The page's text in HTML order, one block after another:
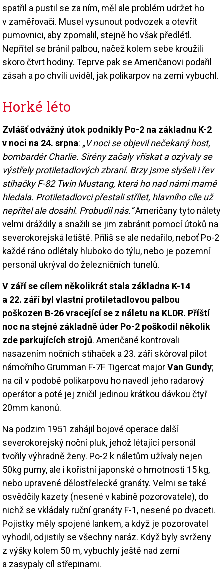
spatřil a pustil se za ním, měl ale problém udržet ho
v zaměřovači. Musel vysunout podvozek a otevřít
pumovnici, aby zpomalil, stejně ho však předlétl.
Nepřítel se bránil palbou, načež kolem sebe kroužili
skoro čtvrt hodiny. Teprve pak se Američanovi podařil
zásah a po chvíli uviděl, jak polikarpov na zemi vybuchl.
Horké léto
Zvlášť odvážný útok podnikly Po-2 na základnu K-2
v noci na 24. srpna: „V noci se objevil nečekaný host,
bombardér Charlie. Sirény začaly vřískat a ozývaly se
výstřely protiletadlových zbraní. Brzy jsme slyšeli i řev
stíhačky F-82 Twin Mustang, která ho nad námi marně
hledala. Protiletadlovci přestali střílet, hlavního cíle už
nepřítel ale dosáhl. Probudil nás.“Američany tyto nálety
velmi dráždily a snažili se jim zabránit pomocí útoků na
severokorejská letiště. Příliš se ale nedařilo, neboť Po-2
každé ráno odlétaly hluboko do týlu, nebo je pozemní
personál ukrýval do železničních tunelů.
V září se cílem několikrát stala základna K-14
a 22. září byl vlastní protiletadlovou palbou
poškozen B-26 vracející se z náletu na KLDR. Příští
noc na stejné základně úder Po-2 poškodil několik
zde parkujících strojů. Američané kontrovali
nasazením nočních stíhaček a 23. září skóroval pilot
námořního Grumman F-7F Tigercat majorVan Gundy;
na cíl v podobě polikarpovu ho navedl jeho radarový
operátor a poté jej zničil jedinou krátkou dávkou čtyř
20mm kanonů.
Na podzim 1951 zahájil bojové operace další
severokorejský noční pluk, jehož létající personál
tvořily výhradně ženy. Po-2 k náletům užívaly nejen
50kg pumy, ale i kořistní japonské o hmotnosti 15 kg,
nebo upravené dělostřelecké granáty. Velmi se také
osvědčily kazety (nesené v kabině pozorovatele), do
nichž se vkládaly ruční granáty F-1, nesené po dvaceti.
Pojistky měly spojené lankem, a když je pozorovatel
vyhodil, odjistily se všechny naráz. Když byly svrženy
z výšky kolem 50 m, vybuchly ještě nad zemí
a zasypaly cíl střepinami.